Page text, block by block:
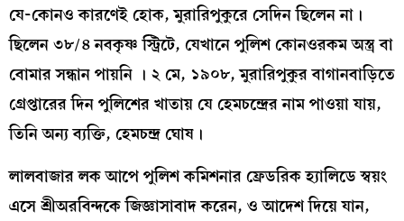
যে-কোনও কারণেই হোক, মুরারিপুকুরে সেদিন ছিলেন না।
ছিলেন ৩৮/৪ নবকৃষ্ণ স্ট্রিটে, যেখানে পুলিশ কোনওরকম অস্ত্র বা
বোমার সন্ধান পায়নি । ২ মে, ১৯০৮, মুরারিপুকুর বাগানবাড়িতে
গ্রেপ্তারের দিন পুলিশের খাতায় যে হেমচন্দ্রের নাম পাওয়া যায়,
তিনি অন‍্য ব‍্যক্তি, হেমচন্দ্র ঘোষ।
লালবাজার লক আপে পুলিশ কমিশনার ফ্রেডরিক হ‍্যালিডে স্বয়ং
এসে শ্রীঅরবিন্দকে জিজ্ঞাসাবাদ করেন, ও আদেশ দিয়ে যান,